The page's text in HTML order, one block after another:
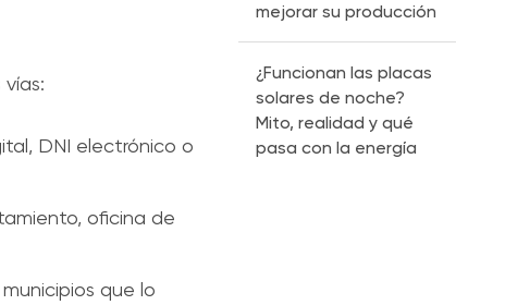
DNI electrónico o
oficina de
que lo
mejorar su producción
¿Funcionan las placas
solares de noche?
Mito, realidad y qué
pasa con la energía